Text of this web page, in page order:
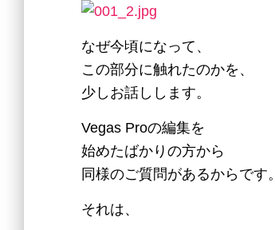
なぜ今頃になって、
この部分に触れたのかを、
少しお話しします。
Vegas Proの編集を
始めたばかりの方から
同様のご質問があるからです。
それは、